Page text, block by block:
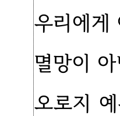
우리에게
멸망이
오로지